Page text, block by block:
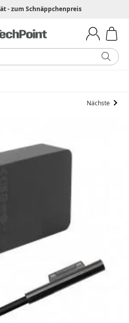
- zum Schnäppchenpreis
Nächste